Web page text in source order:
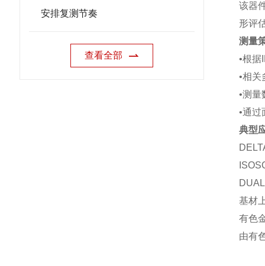
安排复测节奏
查看全部
该器
形评
测量
•根
•相关
•测量
•通过
典型
基材
有色
由有